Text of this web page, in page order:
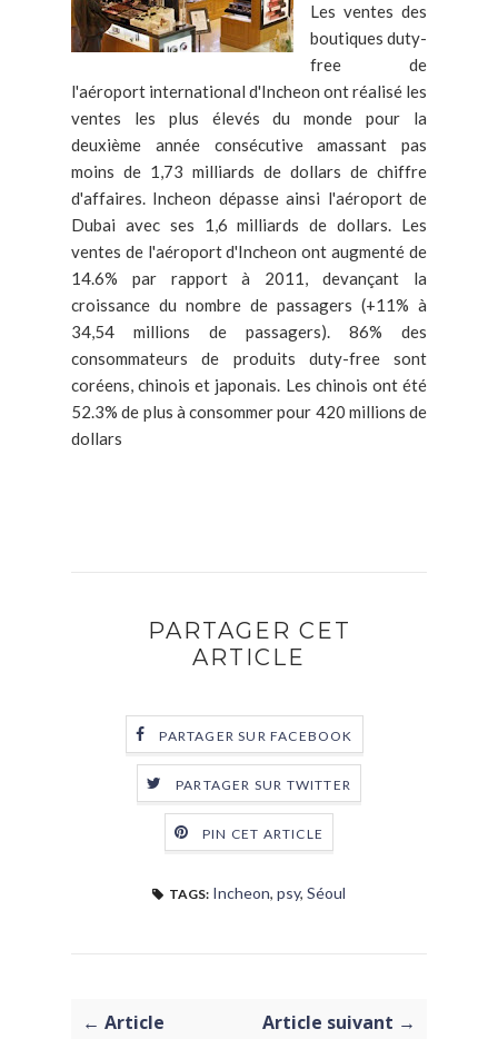
Les ventes des
boutiques duty-
free de
l'aéroport international d'Incheon ont réalisé les
ventes les plus élevés du monde pour la
deuxième année consécutive amassant pas
moins de 1,73 milliards de dollars de chiffre
d'affaires. Incheon dépasse ainsi l'aéroport de
Dubai avec ses 1,6 milliards de dollars. Les
ventes de l'aéroport d'Incheon ont augmenté de
14.6% par rapport à 2011, devançant la
croissance du nombre de passagers (+11% à
34,54 millions de passagers). 86% des
consommateurs de produits duty-free sont
coréens, chinois et japonais. Les chinois ont été
52.3% de plus à consommer pour 420 millions de
dollars
PARTAGER CET
ARTICLE
PARTAGER SUR FACEBOOK
PARTAGER SUR TWITTER
PIN CET ARTICLE
TAGS: Incheon, psy, Séoul
← Article
Article suivant →